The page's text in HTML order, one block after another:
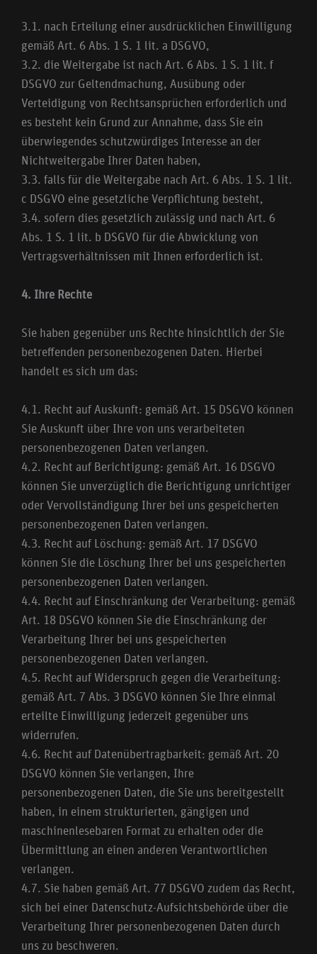
3.1. nach Erteilung einer ausdrücklichen Einwilligung
gemäß Art. 6 Abs. 1 S. 1 lit. a DSGVO,
3.2. die Weitergabe ist nach Art. 6 Abs. 1 S. 1 lit. f
DSGVO zur Geltendmachung, Ausübung oder
Verteidigung von Rechtsansprüchen erforderlich und
es besteht kein Grund zur Annahme, dass Sie ein
überwiegendes schutzwürdiges Interesse an der
Nichtweitergabe Ihrer Daten haben,
3.3. falls für die Weitergabe nach Art. 6 Abs. 1 S. 1 lit.
c DSGVO eine gesetzliche Verpflichtung besteht,
3.4. sofern dies gesetzlich zulässig und nach Art. 6
Abs. 1 S. 1 lit. b DSGVO für die Abwicklung von
Vertragsverhältnissen mit Ihnen erforderlich ist.
4. Ihre Rechte
Sie haben gegenüber uns Rechte hinsichtlich der Sie
betreffenden personenbezogenen Daten. Hierbei
handelt es sich um das:
4.1. Recht auf Auskunft: gemäß Art. 15 DSGVO können
Sie Auskunft über Ihre von uns verarbeiteten
personenbezogenen Daten verlangen.
4.2. Recht auf Berichtigung: gemäß Art. 16 DSGVO
können Sie unverzüglich die Berichtigung unrichtiger
oder Vervollständigung Ihrer bei uns gespeicherten
personenbezogenen Daten verlangen.
4.3. Recht auf Löschung: gemäß Art. 17 DSGVO
können Sie die Löschung Ihrer bei uns gespeicherten
personenbezogenen Daten verlangen.
4.4. Recht auf Einschränkung der Verarbeitung: gemäß
Art. 18 DSGVO können Sie die Einschränkung der
Verarbeitung Ihrer bei uns gespeicherten
personenbezogenen Daten verlangen.
4.5. Recht auf Widerspruch gegen die Verarbeitung:
gemäß Art. 7 Abs. 3 DSGVO können Sie Ihre einmal
erteilte Einwilligung jederzeit gegenüber uns
widerrufen.
4.6. Recht auf Datenübertragbarkeit: gemäß Art. 20
DSGVO können Sie verlangen, Ihre
personenbezogenen Daten, die Sie uns bereitgestellt
haben, in einem strukturierten, gängigen und
maschinenlesebaren Format zu erhalten oder die
Übermittlung an einen anderen Verantwortlichen
verlangen.
4.7. Sie haben gemäß Art. 77 DSGVO zudem das Recht,
sich bei einer Datenschutz-Aufsichtsbehörde über die
Verarbeitung Ihrer personenbezogenen Daten durch
uns zu beschweren.